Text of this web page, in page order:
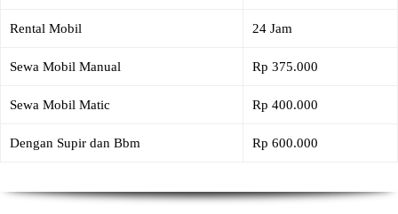
Rental Mobil 24 Jam
Sewa Mobil Manual Rp 375.000
Sewa Mobil Matic Rp 400.000
Dengan Supir dan Bbm Rp 600.000